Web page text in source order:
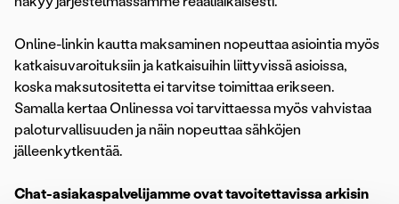
Online-linkin kautta maksaminen nopeuttaa asiointia myös
katkaisuvaroituksiin ja katkaisuihin liittyvissä asioissa,
koska maksutositetta ei tarvitse toimittaa erikseen.
Samalla kertaa Onlinessa voi tarvittaessa myös vahvistaa
paloturvallisuuden ja näin nopeuttaa sähköjen
jälleenkytkentää.
Chat-asiakaspalvelijamme ovat tavoitettavissa arkisin